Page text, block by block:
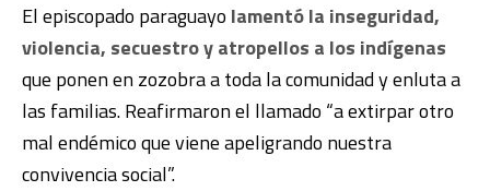
El episcopado paraguayo lamentó la inseguridad,
violencia, secuestro y atropellos a los indígenas
que ponen en zozobra a toda la comunidad y enluta a
las familias. Reafirmaron el llamado “a extirpar otro
mal endémico que viene apeligrando nuestra
convivencia social”.